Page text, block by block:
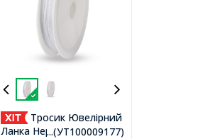
...(УТ100009177)
Тросик Ювелірний
Ланка Нержавіюча